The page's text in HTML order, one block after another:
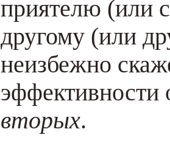
приятелю (или
другому (или
неизбежно
вторых.